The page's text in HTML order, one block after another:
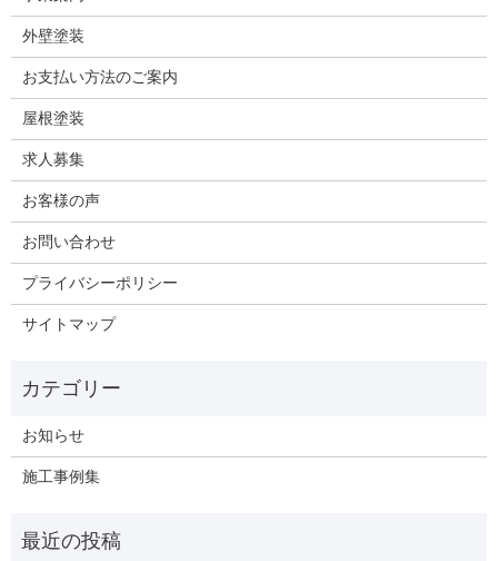
外壁塗装
お支払い方法のご案内
屋根塗装
求人募集
お客様の声
お問い合わせ
プライバシーポリシー
サイトマップ
お知らせ
施工事例集